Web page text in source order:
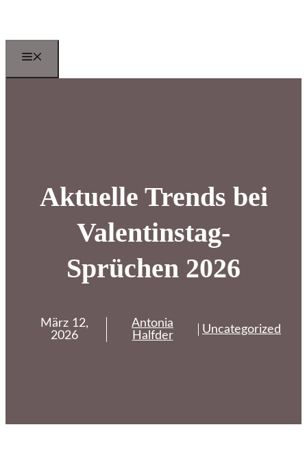
springen
Aktuelle Trends bei
Valentinstag-
Sprüchen 2026
März 12,
2026
Antonia
Halfder
Uncategorized